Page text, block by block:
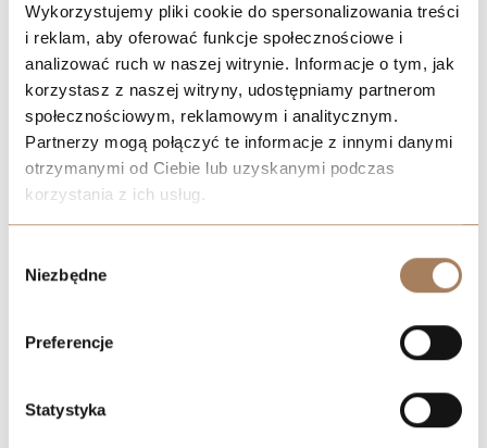
Wykorzystujemy pliki cookie do spersonalizowania treści
i reklam, aby oferować funkcje społecznościowe i
analizować ruch w naszej witrynie. Informacje o tym, jak
korzystasz z naszej witryny, udostępniamy partnerom
społecznościowym, reklamowym i analitycznym.
Partnerzy mogą połączyć te informacje z innymi danymi
otrzymanymi od Ciebie lub uzyskanymi podczas
korzystania z ich usług.
process your information.
zgody
Niezbędne
Preferencje
Statystyka
Jak oszacować realny budżet
wykończenia przed zakupem
mieszkania?
Planowanie kosztów wykończenia powinno rozpocząć się
jeszcze przed podpisaniem umowy z deweloperem. Na etapie
wyboru mieszkania warto dokładnie przeanalizować standard
deweloperski, układ lokalu oraz zakres możliwych zmian
kosztowało doprowadzenie mieszkania do stanu użytkowego.
Częstym błędem jest porównywanie ofert wyłącznie na